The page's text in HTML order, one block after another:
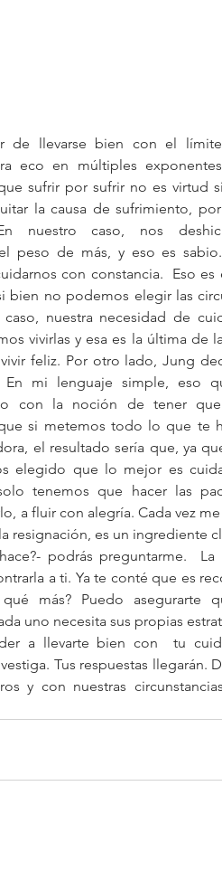
de llevarse bien con el
eco en múltiples
sufrir por sufrir no es virtud
la causa de sufrimiento,
nuestro caso, nos
peso de más, y eso es
con constancia.  Eso es
bien no podemos elegir las
nuestra necesidad de
vivirlas y esa es la última de
feliz. Por otro lado, Jung
En mi lenguaje simple, eso
con la noción de tener
si metemos todo lo que te
el resultado sería que, ya
elegido que lo mejor es
tenemos que hacer las
a fluir con alegría. Cada vez
resignación, es un ingrediente
podrás preguntarme.  La
a ti. Ya te conté que es
más? Puedo asegurarte
uno necesita sus propias
a llevarte bien con  tu
Tus respuestas llegarán.
y con nuestras